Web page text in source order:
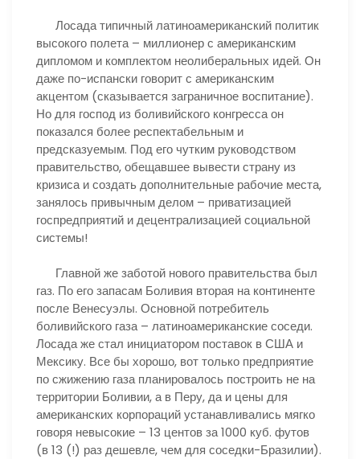
Лосада типичный латиноамериканский политик
высокого полета – миллионер с американским
дипломом и комплектом неолиберальных идей. Он
даже по-испански говорит с американским
акцентом (сказывается заграничное воспитание).
Но для господ из боливийского конгресса он
показался более респектабельным и
предсказуемым. Под его чутким руководством
правительство, обещавшее вывести страну из
кризиса и создать дополнительные рабочие места,
занялось привычным делом – приватизацией
госпредприятий и децентрализацией социальной
системы!
Главной же заботой нового правительства был
газ. По его запасам Боливия вторая на континенте
после Венесуэлы. Основной потребитель
боливийского газа – латиноамериканские соседи.
Лосада же стал инициатором поставок в США и
Мексику. Все бы хорошо, вот только предприятие
по сжижению газа планировалось построить не на
территории Боливии, а в Перу, да и цены для
американских корпораций устанавливались мягко
говоря невысокие – 13 центов за 1000 куб. футов
(в 13 (!) раз дешевле, чем для соседки-Бразилии).